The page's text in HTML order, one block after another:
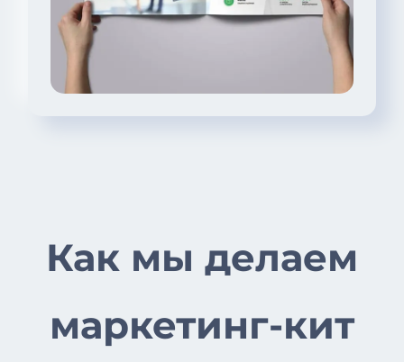
Как мы делаем
маркетинг-кит